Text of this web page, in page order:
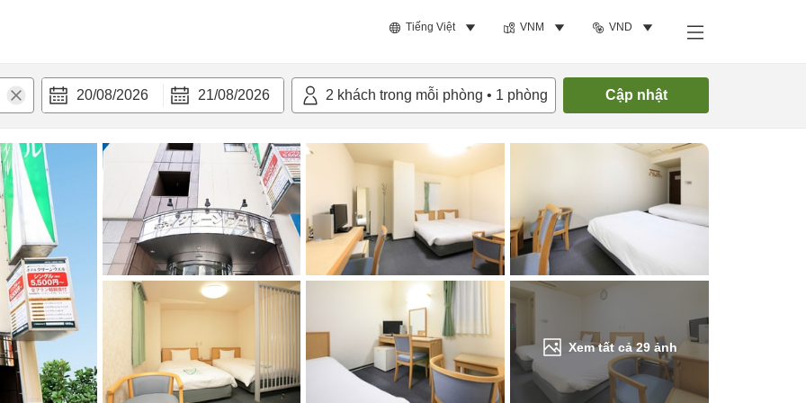
Tiếng Việt VNM VND
20/08/2026 21/08/2026 2 khách trong mỗi phòng • 1 phòng Cập nhật
Xem tất cả29 ảnh
nghi Tìm phòng trống